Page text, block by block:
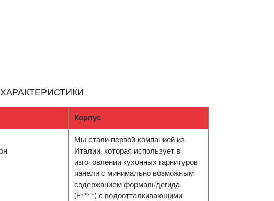
Корпус
Мы стали первой компанией из
Италии, которая использует в
изготовлении кухонных гарнитуров
панели с минимально возможным
содержанием формальдегида
(F****) с водоотталкивающими